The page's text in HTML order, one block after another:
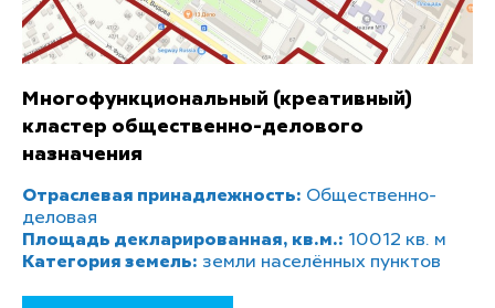
Многофункциональный (креативный)
кластер общественно-делового
назначения
Отраслевая принадлежность: Общественно-
деловая
Площадь декларированная, кв.м.: 10012 кв. м
Категория земель: земли населённых пунктов